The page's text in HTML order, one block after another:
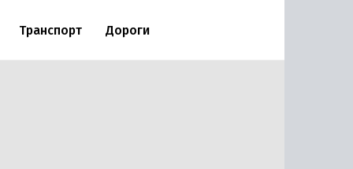
Транспорт Дороги